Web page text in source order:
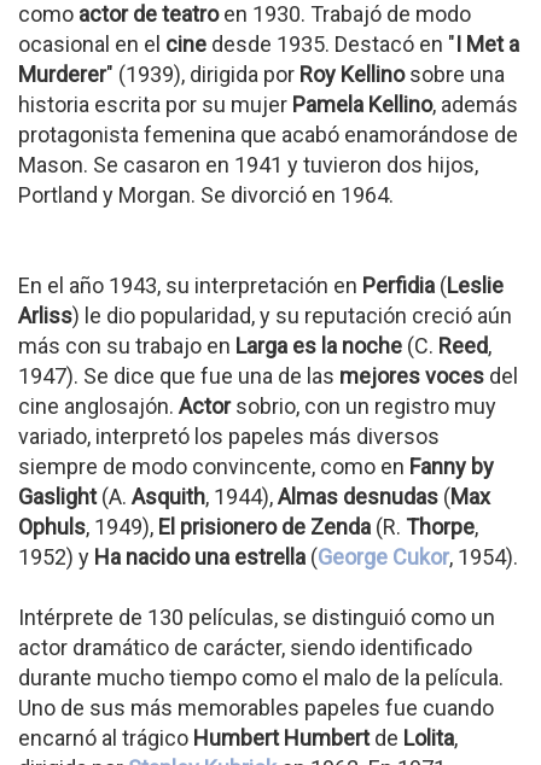
como actor de teatroen 1930. Trabajó de modo
ocasional en el cine desde 1935. Destacó en "I Met a
Murderer" (1939), dirigida por Roy Kellinosobre una
historia escrita por su mujer Pamela Kellino, además
protagonista femenina que acabó enamorándose de
Mason. Se casaron en 1941 y tuvieron dos hijos,
Portland y Morgan. Se divorció en 1964.
En el año 1943, su interpretación en Perfidia (Leslie
Arliss) le dio popularidad, y su reputación creció aún
más con su trabajo en Larga es la noche (C. Reed,
1947). Se dice que fue una de las mejores voces del
cine anglosajón. Actorsobrio, con un registro muy
variado, interpretó los papeles más diversos
siempre de modo convincente, como en Fanny by
Gaslight(A. Asquith, 1944),Almas desnudas (Max
Ophuls, 1949), El prisionero de Zenda (R. Thorpe,
1952) y Ha nacido una estrella (George Cukor, 1954).
Intérprete de 130 películas, se distinguió como un
actor dramático de carácter, siendo identificado
durante mucho tiempo como el malo de la película.
Uno de sus más memorables papeles fue cuando
encarnó al trágico Humbert Humbertde Lolita,